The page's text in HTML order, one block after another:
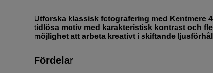
Utforska klassisk fotografering med Kentmere
tidlösa motiv med karakteristisk kontrast och
möjlighet att arbeta kreativt i skiftande
Fördelar